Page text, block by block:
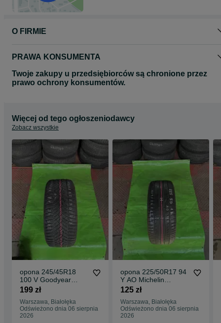
O FIRMIE
PRAWA KONSUMENTA
Twoje zakupy u przedsiębiorców są chronione przez
prawo ochrony konsumentów.
Więcej od tego ogłoszeniodawcy
Zobacz wszystkie
opona 245/45R18
100 V Goodyear
UltraGrip
199 zł
Warszawa, Białołęka
Odświeżono dnia 06 sierpnia
2026
opona 225/50R17 94
Y AO Michelin
Primacy HP
125 zł
Warszawa, Białołęka
Odświeżono dnia 06 sierpnia
2026